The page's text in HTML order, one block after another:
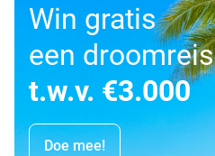
Win gratis
een droomreis
t.w.v. €3.000
Doe mee!